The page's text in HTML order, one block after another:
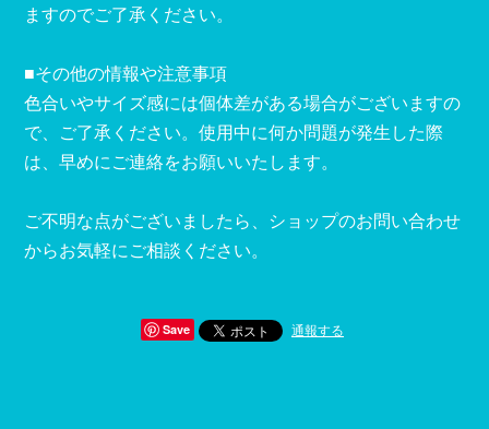
ますのでご了承ください。
■その他の情報や注意事項
色合いやサイズ感には個体差がある場合がございますの
で、ご了承ください。使用中に何か問題が発生した際
は、早めにご連絡をお願いいたします。
ご不明な点がございましたら、ショップのお問い合わせ
からお気軽にご相談ください。
Save 通報する